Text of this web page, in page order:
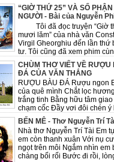
“GIỜ THỨ 25” VÀ SỐ PHẬN
NGƯỜI - Bài của Nguyễn
Tôi đã đọc truyện “Giờ
mươi lăm” của nhà văn
Virgil Gheorghiu đến lần thứ
tư. Tôi cũng đã xem phim
CHÙM THƠ VIẾT VỀ RƯỢU
ĐÁ CỦA VĂN THẮNG
RƯỢU BÀU ĐÁ Rượu ngon
của quê mình Chắt lọc
trắng tinh Bằng hữu tâm giao
chạm cốc Đầy vơi đôi chén ý
BẾN MÊ - Thơ Nguyễn Trí
Nhà thơ Nguyễn Trí Tài Em
em còn thanh xuân Với nụ
ngọt trên môi Ngắm nhìn em
chàng bối rối Bước đi rồi,